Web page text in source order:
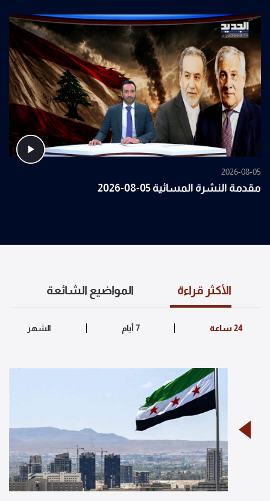
2026-08-05
مقدمة النشرة المسائية 05-08-2026
الأكثر قراءة المواضيع الشائعة